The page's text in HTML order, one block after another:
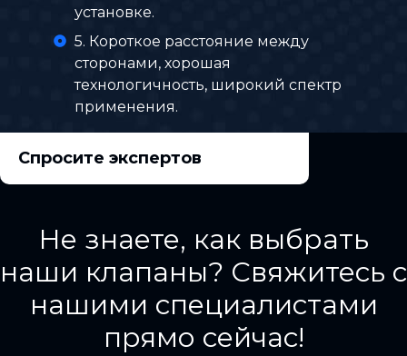
установке.
5. Короткое расстояние между
сторонами, хорошая
технологичность, широкий спектр
применения.
Спросите экспертов
Не знаете, как выбрать
наши клапаны? Свяжитесь с
нашими специалистами
прямо сейчас!